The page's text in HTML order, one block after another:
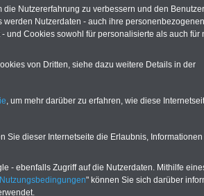
Der INFO-SERVICE gibt hierzu eine
dem Beschluss des Gesetzentwurfs der
II. Quartal.2026 >>>
zur (Vor)Bestellung der
Zum Komplettpreis von nur 15,00
wichtigsten Fragen zum Öffentlichen
Dienst auf dem Laufenden: Sie
Nutzererfahrung zu verbessern und den
werden Nutzerdaten - auch ihre
und Cookies sowohl für personalisierte als auch für
von Dritten, siehe dazu weitere Details in der
, um mehr darüber zu erfahren, wie diese
Sie dieser Internetseite die Erlaubnis,
- ebenfalls Zugriff auf die Nutzerdaten. Mithilfe
" können Sie sich darüber